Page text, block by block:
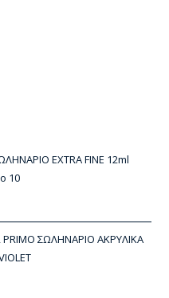
EXTRA FINE 12ml
10
PRIMO ΣΩΛΗΝΑΡΙΟ ΑΚΡΥΛΙΚΑ